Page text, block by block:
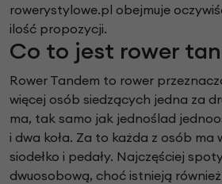
rowerystylowe.pl obejmuje
ilość propozycji.
Co to jest rower
Rower Tandem to rower
więcej osób siedzących jedna za
ma, tak samo jak jednoślad
i dwa koła. Za to każda z osób ma
siodełko i pedały. Najczęściej
dwuosobową, choć istnieją